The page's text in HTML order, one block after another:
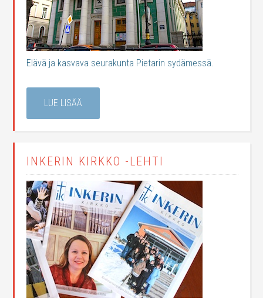
Elävä ja kasvava seurakunta Pietarin sydämessä.
LUE LISÄÄ
INKERIN KIRKKO -LEHTI